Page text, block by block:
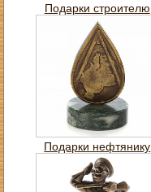
Подарки строителю
Подарки нефтянику